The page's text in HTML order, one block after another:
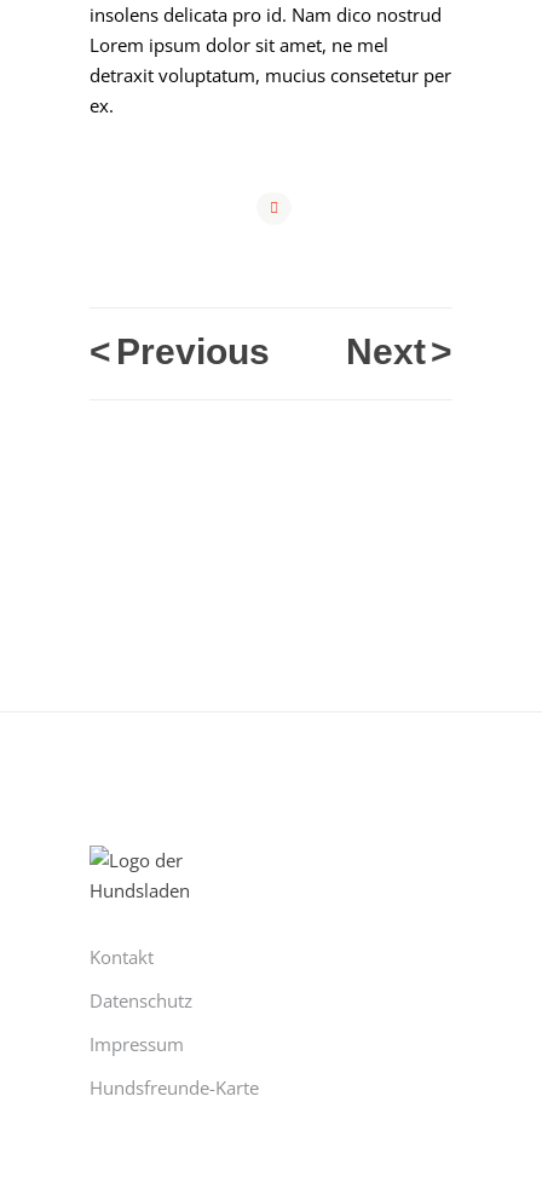
insolens delicata pro id. Nam dico nostrud
Lorem ipsum dolor sit amet, ne mel
detraxit voluptatum, mucius consetetur per
ex.
< Previous >
Next
Kontakt
Datenschutz
Impressum
Hundsfreunde-Karte